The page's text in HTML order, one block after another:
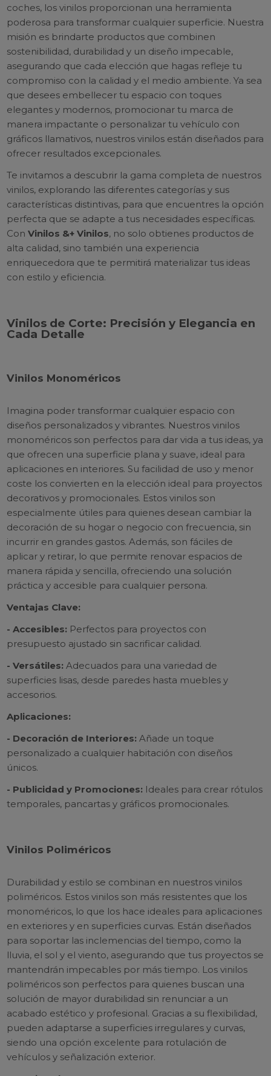
coches, los vinilos proporcionan una herramienta
poderosa para transformar cualquier superficie. Nuestra
misión es brindarte productos que combinen
sostenibilidad, durabilidad y un diseño impecable,
asegurando que cada elección que hagas refleje tu
compromiso con la calidad y el medio ambiente. Ya sea
que desees embellecer tu espacio con toques
elegantes y modernos, promocionar tu marca de
manera impactante o personalizar tu vehículo con
gráficos llamativos, nuestros vinilos están diseñados para
ofrecer resultados excepcionales.
Te invitamos a descubrir la gama completa de nuestros
vinilos, explorando las diferentes categorías y sus
características distintivas, para que encuentres la opción
perfecta que se adapte a tus necesidades específicas.
ConVinilos &+ Vinilos, no solo obtienes productos de
alta calidad, sino también una experiencia
enriquecedora que te permitirá materializar tus ideas
con estilo y eficiencia.
Vinilos de Corte: Precisión y Elegancia en
Cada Detalle
Vinilos Monoméricos
Imagina poder transformar cualquier espacio con
diseños personalizados y vibrantes. Nuestros vinilos
monoméricos son perfectos para dar vida a tus ideas, ya
que ofrecen una superficie plana y suave, ideal para
aplicaciones en interiores. Su facilidad de uso y menor
coste los convierten en la elección ideal para proyectos
decorativos y promocionales. Estos vinilos son
especialmente útiles para quienes desean cambiar la
decoración de su hogar o negocio con frecuencia, sin
incurrir en grandes gastos. Además, son fáciles de
aplicar y retirar, lo que permite renovar espacios de
manera rápida y sencilla, ofreciendo una solución
práctica y accesible para cualquier persona.
Ventajas Clave:
- Accesibles: Perfectos para proyectos con
presupuesto ajustado sin sacrificar calidad.
- Versátiles: Adecuados para una variedad de
superficies lisas, desde paredes hasta muebles y
accesorios.
Aplicaciones:
- Decoración de Interiores:Añade un toque
personalizado a cualquier habitación con diseños
únicos.
- Publicidad y Promociones: Ideales para crear rótulos
temporales, pancartas y gráficos promocionales.
Vinilos Poliméricos
Durabilidad y estilo se combinan en nuestros vinilos
poliméricos. Estos vinilos son más resistentes que los
monoméricos, lo que los hace ideales para aplicaciones
en exteriores y en superficies curvas. Están diseñados
para soportar las inclemencias del tiempo, como la
lluvia, el sol y el viento, asegurando que tus proyectos se
mantendrán impecables por más tiempo. Los vinilos
poliméricos son perfectos para quienes buscan una
solución de mayor durabilidad sin renunciar a un
acabado estético y profesional. Gracias a su flexibilidad,
pueden adaptarse a superficies irregulares y curvas,
siendo una opción excelente para rotulación de
vehículos y señalización exterior.